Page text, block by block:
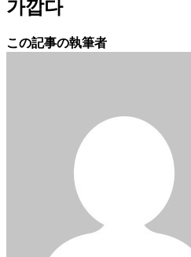
가깝다
この記事の執筆者